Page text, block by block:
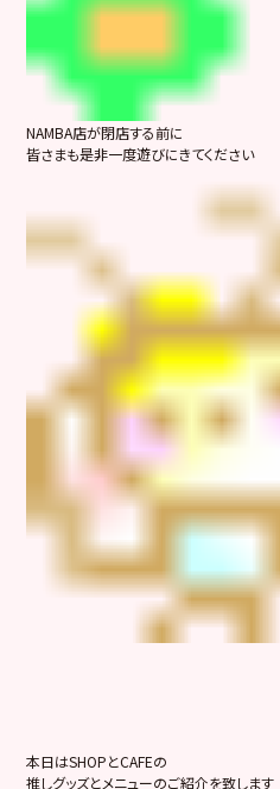
NAMBA店が閉店する前に
皆さまも是非一度遊びにきてください
本日はSHOPとCAFEの
推しグッズとメニューのご紹介を致します